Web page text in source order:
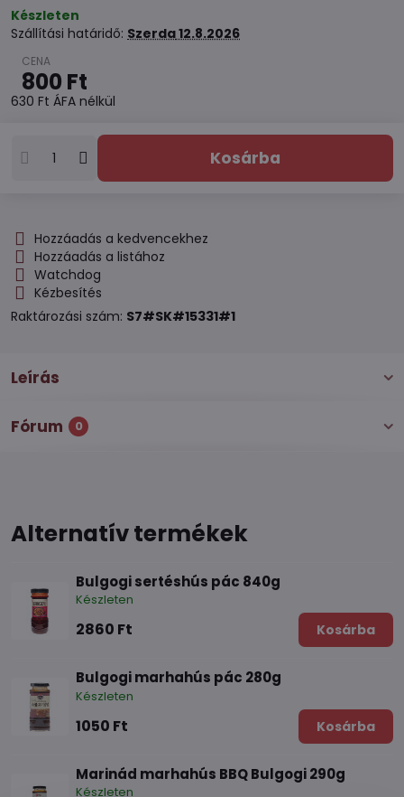
Készleten
Szállítási határidő: Szerda12.8.2026
800 Ft
630 Ft ÁFA nélkül
Kosárba
Hozzáadás a kedvencekhez
Hozzáadás a listához
Watchdog
Kézbesítés
Raktározási szám: S7#SK#15331#1
Leírás
Fórum 0
Alternatív termékek
Bulgogi sertéshús pác 840g
Készleten
2860 Ft Kosárba
Bulgogi marhahús pác 280g
Készleten
1050 Ft Kosárba
Marinád marhahús BBQ Bulgogi 290g
Készleten